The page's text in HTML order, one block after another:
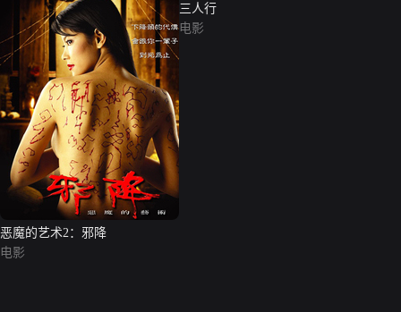
恶魔的艺术2：邪降
电影
三人行
电影